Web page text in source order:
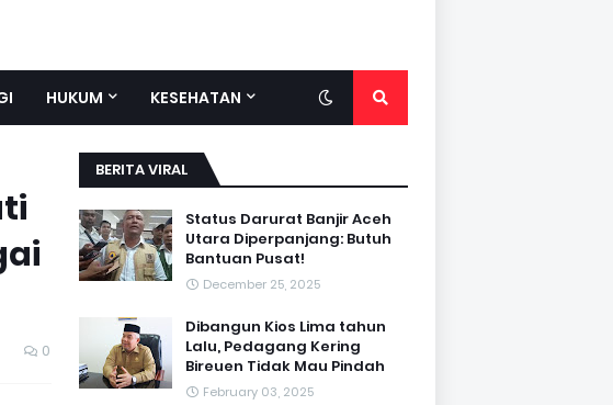
HUKUM KESEHATAN
0
BERITA VIRAL
Status Darurat Banjir Aceh
Utara Diperpanjang: Butuh
Bantuan Pusat!
December 25, 2025
Dibangun Kios Lima tahun
Lalu, Pedagang Kering
Bireuen Tidak Mau Pindah
February 03, 2025